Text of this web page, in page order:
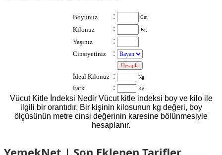
Boyunuz : Cm
Kilonuz : Kg
Yaşınız :
Cinsiyetiniz
:
İdeal Kilonuz : Kg
Fark : Kg
Vücut Kitle İndeksi Nedir Vücut kitle indeksi boy ve kilo ile
ilgili bir orantıdır. Bir kişinin kilosunun kg değeri, boy
ölçüsünün metre cinsi değerinin karesine bölünmesiyle
hesaplanır.